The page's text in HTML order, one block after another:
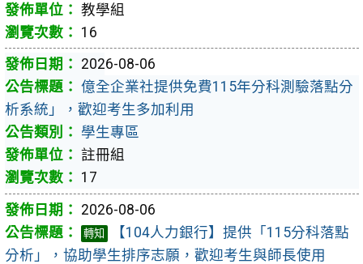
教學組
16
2026-08-06
億全企業社提供免費115年分科測驗落點分
析系統」，歡迎考生多加利用
學生專區
註冊組
17
2026-08-06
轉知
【104人力銀行】提供「115分科落點
分析」，協助學生排序志願，歡迎考生與師長使用